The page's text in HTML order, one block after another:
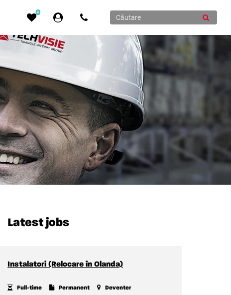
0
Latest jobs
Instalatori (Relocare în Olanda)
Full-time Permanent
Deventer